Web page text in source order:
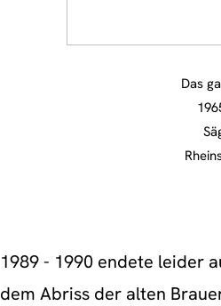
Das
1989 - 1990 endete leider
dem Abriss der alten